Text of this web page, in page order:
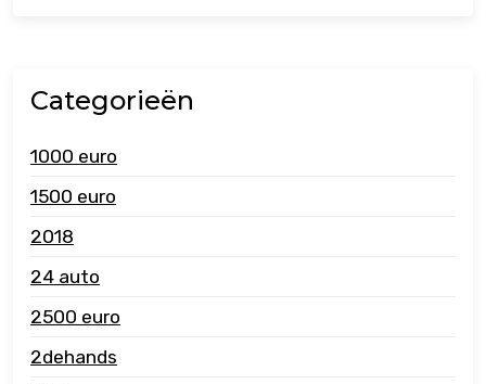
Categorieën
1000 euro
1500 euro
2018
24 auto
2500 euro
2dehands